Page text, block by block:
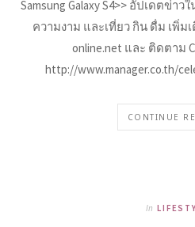
Samsung Galaxy S4>> อัปเดตข่
ความงาม และเที่ยว กิน ดื่ม เพิ่ม
online.net และ ติดตาม
http://www.manager.co.th/
CONTINUE
In